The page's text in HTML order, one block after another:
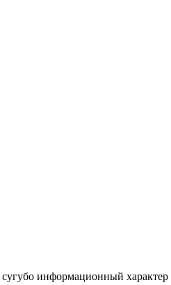
сугубо информационный